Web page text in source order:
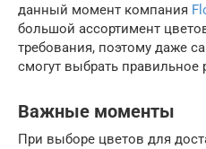
данный момент компания
большой ассортимент
требования, поэтому даже
смогут выбрать правильное
Важные моменты
При выборе цветов для